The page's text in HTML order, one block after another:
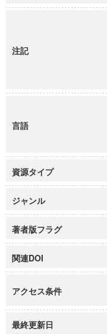
注記
言語
資源タイプ
ジャンル
著者版フラグ
関連DOI
アクセス条件
最終更新日